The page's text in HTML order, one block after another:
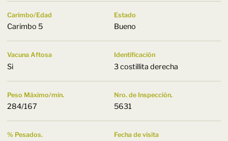
Carimbo/Edad
Carimbo 5
Estado
Bueno
Vacuna Aftosa
Si
Identificación
3 costillita derecha
Peso Máximo/min.
284/167
Nro. de Inspección.
5631
% Pesados. Fecha de visita